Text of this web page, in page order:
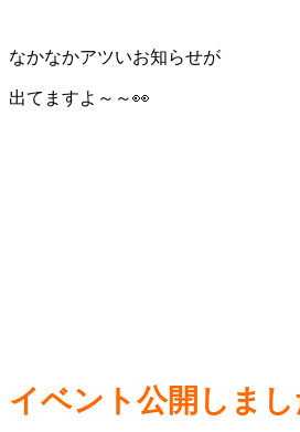
なかなかアツいお知らせが
出てますよ～～👀
イベント公開しま